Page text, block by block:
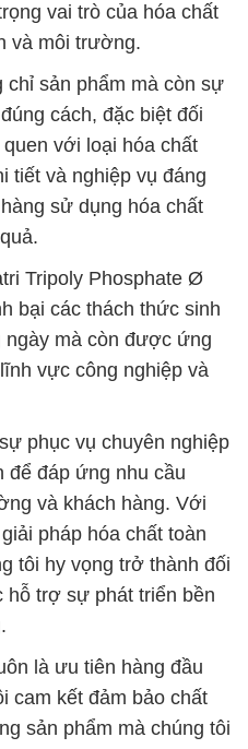
vai trò của hóa chất
và môi trường.
chỉ sản phẩm mà còn sự
cách, đặc biệt đối
với loại hóa chất
tiết và nghiệp vụ đáng
sử dụng hóa chất
Tripoly Phosphate Ø
bại các thách thức sinh
ngày mà còn được ứng
vực công nghiệp và
phục vụ chuyên nghiệp
để đáp ứng nhu cầu
và khách hàng. Với
pháp hóa chất toàn
tôi hy vọng trở thành đối
hỗ trợ sự phát triển bền
là ưu tiên hàng đầu
cam kết đảm bảo chất
sản phẩm mà chúng tôi